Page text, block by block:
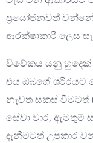
ප්‍රයෝජනවත්
ආරක්ෂාකාරී ලෙස
විවේකය යනු
එය ඔබගේ ශරීරයට
නැවත සකස් වීමටත්
සේවා වාර, ඇමතුම්
දැනීමටත් උපකාර